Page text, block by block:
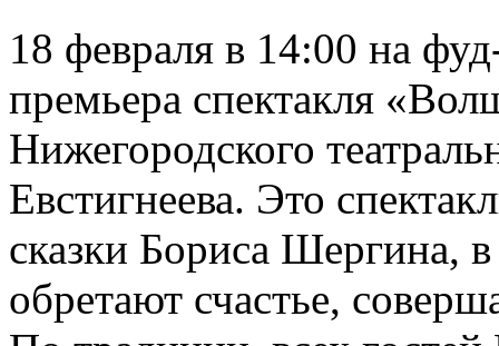
18 февраля в 14:00 на
премьера спектакля
Нижегородского
Евстигнеева. Это
сказки Бориса Шергина,
обретают счастье,